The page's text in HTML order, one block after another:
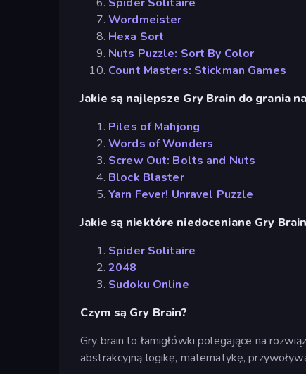
Wordmeister
Hexa Sort
Nuts Puzzle: Sort By Color
Count Masters: Stickman Games
Jakie są najlepsze Gry Brain do grania
Piles of Mahjong
Words of Wonders
Screw Out: Bolts and Nuts
Block Blaster
Yarn Fever! Unravel Puzzle
Jakie są niektóre niedoceniane Gry
Spider Solitaire
2048
Sudoku Online
Czym są Gry Brain?
Gry brain to łamigłówki polegające na
abstrakcyjną logikę, matematykę,